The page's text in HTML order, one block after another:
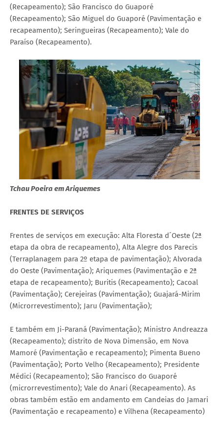
(Recapeamento); São Francisco do Guaporé
(Recapeamento); São Miguel do Guaporé (Pavimentação e
recapeamento); Seringueiras (Recapeamento); Vale do
Paraíso (Recapeamento).
Tchau Poeira em Ariquemes
FRENTES DE SERVIÇOS
Frentes de serviços em execução: Alta Floresta d´Oeste (2ª
etapa da obra de recapeamento), Alta Alegre dos Parecis
(Terraplanagem para 2º etapa de pavimentação); Alvorada
do Oeste (Pavimentação); Ariquemes (Pavimentação e 2ª
etapa de recapeamento); Buritis (Recapeamento); Cacoal
(Pavimentação); Cerejeiras (Pavimentação); Guajará-Mirim
(Microrrevestimento); Jaru (Pavimentação);
E também em Ji-Paraná (Pavimentação); Ministro Andreazza
(Recapeamento); distrito de Nova Dimensão, em Nova
Mamoré (Pavimentação e recapeamento); Pimenta Bueno
(Pavimentação); Porto Velho (Recapeamento); Presidente
Médici (Recapeamento); São Francisco do Guaporé
(microrrevestimento); Vale do Anari (Recapeamento). As
obras também estão em andamento em Candeias do Jamari
(Pavimentação e recapeamento) e Vilhena (Recapeamento)